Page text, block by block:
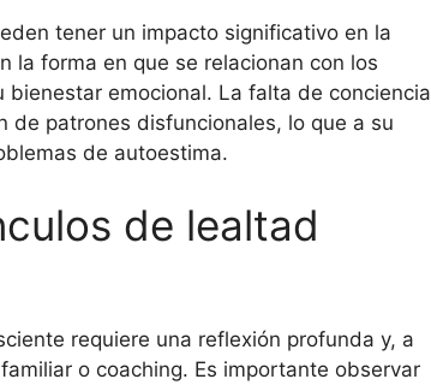
tener un impacto significativo en la
la forma en que se relacionan con los
emocional. La falta de conciencia
de patrones disfuncionales, lo que a su
de autoestima.
de lealtad
requiere una reflexión profunda y, a
o coaching. Es importante observar